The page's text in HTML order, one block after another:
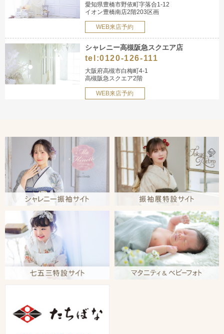
愛知県豊橋市野依町字落合1-12
イオン豊橋南店2階203区画
WEB来店予約
シャレニー高槻阪急スクエア店
tel:0120-126-111
大阪府高槻市白梅町4-1
高槻阪急スクエア2階
WEB来店予約